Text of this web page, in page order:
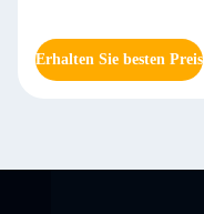
Erhalten Sie besten Preis